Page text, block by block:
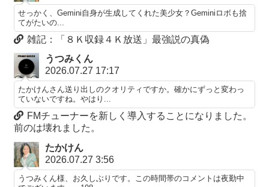
せっかく、Gemini自身が生成してくれた美少女？Geminiロボも捨
てがたいの...
雑記：「８Ｋ収録４Ｋ放送」最強説の真偽
うつみくん
2026.07.27 17:17
たかけんさん送り出しのクオリティですか。確かにずっと変わっ
ていないですね。やはり...
FMチューナーを新しく導入することになりました。
前のは壊れました。
たかけん
2026.07.27 3:56
うつみくん様、お久しぶりです。この時間帯のコメントは夜勤中